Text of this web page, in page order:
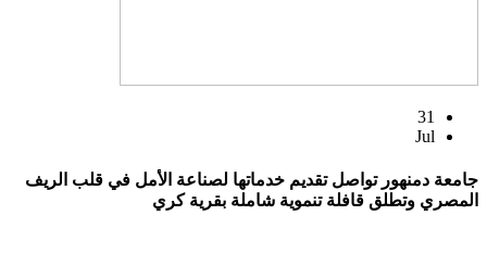
31
Jul
جامعة دمنهور تواصل تقديم خدماتها لصناعة الأمل في قلب الريف
المصري وتطلق قافلة تنموية شاملة بقرية كري